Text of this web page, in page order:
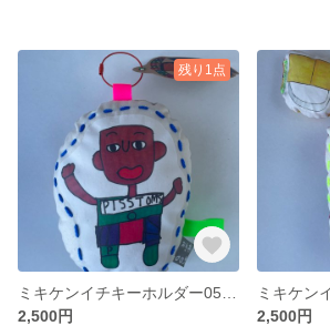
残り1点
2,500円
2,500円